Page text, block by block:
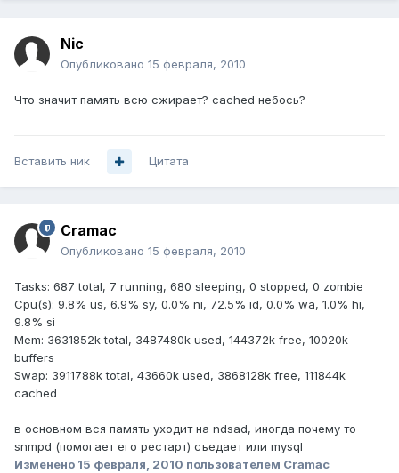
Nic
Опубликовано 15 февраля, 2010
Что значит память всю сжирает? cached небось?
Вставить ник Цитата
Cramac
Опубликовано 15 февраля, 2010
Tasks: 687 total, 7 running, 680 sleeping, 0 stopped, 0 zombie
Cpu(s): 9.8% us, 6.9% sy, 0.0% ni, 72.5% id, 0.0% wa, 1.0% hi,
9.8% si
Mem: 3631852k total, 3487480k used, 144372k free, 10020k
buffers
Swap: 3911788k total, 43660k used, 3868128k free, 111844k
cached
в основном вся память уходит на ndsad, иногда почему то
snmpd (помогает его рестарт) съедает или mysql
Изменено 15 февраля, 2010 пользователем Cramac